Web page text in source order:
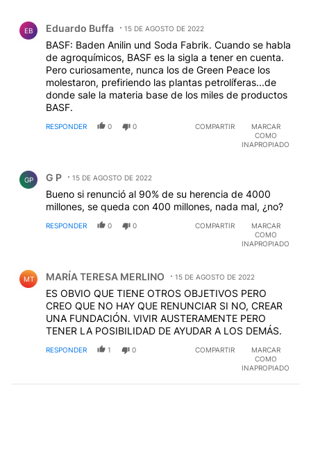
EB Eduardo Buffa 15 DE AGOSTO DE 2022
BASF: Baden Anilin und Soda Fabrik. Cuando se habla
de agroquímicos, BASF es la sigla a tener en cuenta.
Pero curiosamente, nunca los de Green Peace los
molestaron, prefiriendo las plantas petrolíferas...de
donde sale la materia base de los miles de productos
BASF.
RESPONDER 0 0 COMPARTIR
MARCAR
COMO
INAPROPIADO
GP G P 15 DE AGOSTO DE 2022
Bueno si renunció al 90% de su herencia de 4000
millones, se queda con 400 millones, nada mal, ¿no?
RESPONDER 0 0 COMPARTIR
MARCAR
COMO
INAPROPIADO
MT MARÍA TERESA MERLINO 15 DE AGOSTO DE 2022
ES OBVIO QUE TIENE OTROS OBJETIVOS PERO
CREO QUE NO HAY QUE RENUNCIAR SI NO, CREAR
UNA FUNDACIÓN. VIVIR AUSTERAMENTE PERO
TENER LA POSIBILIDAD DE AYUDAR A LOS DEMÁS.
RESPONDER 1 0 COMPARTIR
MARCAR
COMO
INAPROPIADO